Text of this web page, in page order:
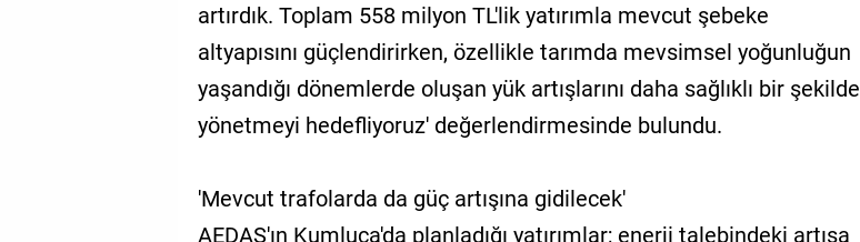
artırdık. Toplam 558 milyon TL'lik yatırımla mevcut şebeke
altyapısını güçlendirirken, özellikle tarımda mevsimsel yoğunluğun
yaşandığı dönemlerde oluşan yük artışlarını daha sağlıklı bir şekilde
yönetmeyi hedefliyoruz' değerlendirmesinde bulundu.
'Mevcut trafolarda da güç artışına gidilecek'
AEDAŞ'ın Kumluca'da planladığı yatırımlar; enerji talebindeki artışa